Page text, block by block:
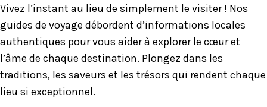
Vivez l’instant au lieu de simplement le visiter ! Nos
guides de voyage débordent d’informations locales
authentiques pour vous aider à explorer le cœur et
l’âme de chaque destination. Plongez dans les
traditions, les saveurs et les trésors qui rendent chaque
lieu si exceptionnel.